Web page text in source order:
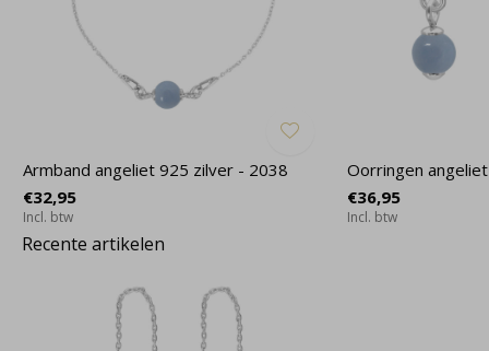
Armband angeliet 925 zilver - 2038
€32,95
Incl. btw
Oorringen
€36,95
Incl. btw
Recente artikelen